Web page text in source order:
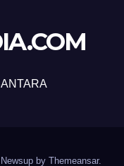
by Themeansar.